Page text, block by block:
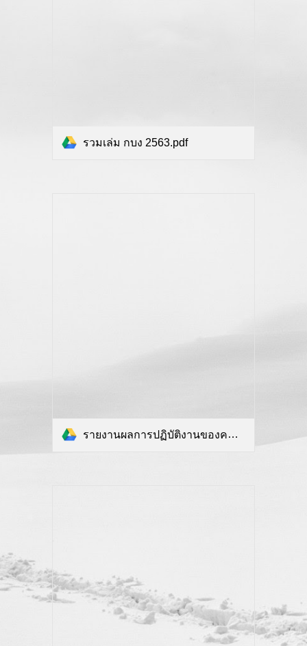
รวมเล่ม กบง 2563.pdf
รายงานผลการปฏิบัติงานของคณะกรรมการบริหารการเงินและทรัพย์สินประจำมหาวิทยาลัย ประจำปีงบประมาณพ.ศ.2562(1ตค.61-30กย.62.pdf